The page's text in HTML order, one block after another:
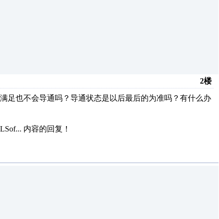
2楼
足也不会导通吗？导通状态是以后最后的为准吗？有什么办
内容的回复！